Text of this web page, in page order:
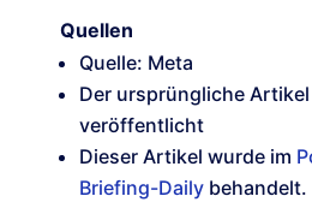
Quellen
Quelle: Meta
Der ursprüngliche
veröffentlicht
Dieser Artikel wurde im
Briefing-Daily behandelt.